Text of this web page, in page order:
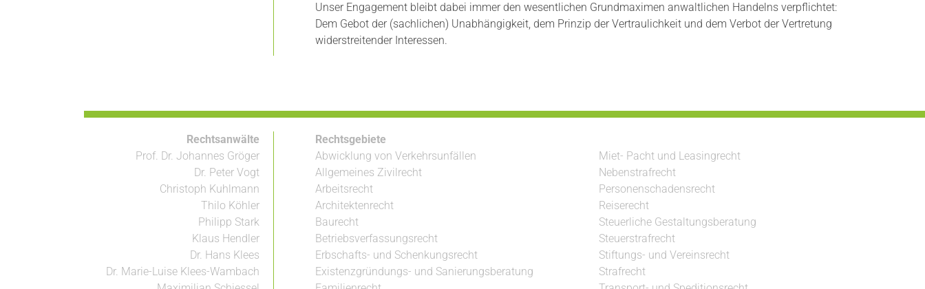
Unser Engagement bleibt dabei immer den wesentlichen Grundmaximen anwaltlichen Handelns verpflichtet:
Dem Gebot der (sachlichen) Unabhängigkeit, dem Prinzip der Vertraulichkeit und dem Verbot der Vertretung
widerstreitender Interessen.
Rechtsanwälte
Prof. Dr. Johannes Gröger
Dr. Peter Vogt
Christoph Kuhlmann
Thilo Köhler
Philipp Stark
Klaus Hendler
Dr. Hans Klees
Dr. Marie-Luise Klees-Wambach
Rechtsgebiete
Abwicklung von Verkehrsunfällen
Allgemeines Zivilrecht
Arbeitsrecht
Architektenrecht
Baurecht
Betriebsverfassungsrecht
Erbschafts- und Schenkungsrecht
Existenzgründungs- und Sanierungsberatung
Miet- Pacht und Leasingrecht
Nebenstrafrecht
Personenschadensrecht
Reiserecht
Steuerliche Gestaltungsberatung
Steuerstrafrecht
Stiftungs- und Vereinsrecht
Strafrecht